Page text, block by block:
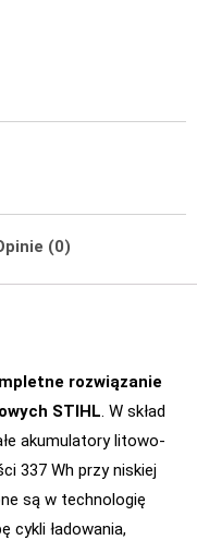
(0)
rozwiązanie
STIHL. W skład
akumulatory litowo-
337 Wh przy niskiej
są w technologię
cykli ładowania,